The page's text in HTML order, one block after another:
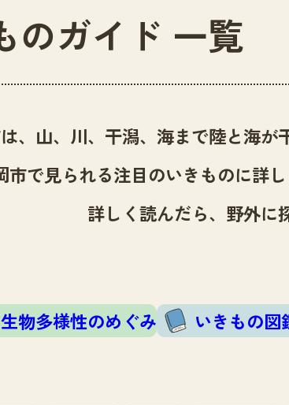
のガイド 一覧
、山、川、干潟、海まで陸と海が
市で見られる注目のいきものに詳
詳しく読んだら、野外に
生物多様性のめぐみ いきもの図